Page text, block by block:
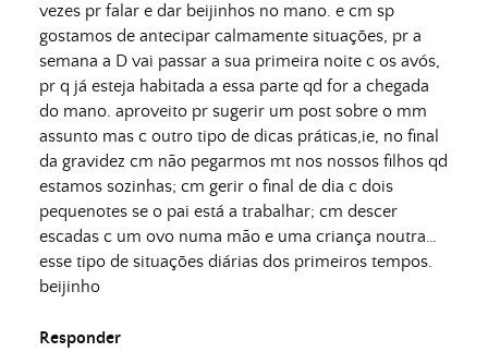
vezes pr falar e dar beijinhos no mano. e cm sp
gostamos de antecipar calmamente situações, pr a
semana a D vai passar a sua primeira noite c os avós,
pr q já esteja habitada a essa parte qd for a chegada
do mano. aproveito pr sugerir um post sobre o mm
assunto mas c outro tipo de dicas práticas,ie, no final
da gravidez cm não pegarmos mt nos nossos filhos qd
estamos sozinhas; cm gerir o final de dia c dois
pequenotes se o pai está a trabalhar; cm descer
escadas c um ovo numa mão e uma criança noutra…
esse tipo de situações diárias dos primeiros tempos.
beijinho
Responder